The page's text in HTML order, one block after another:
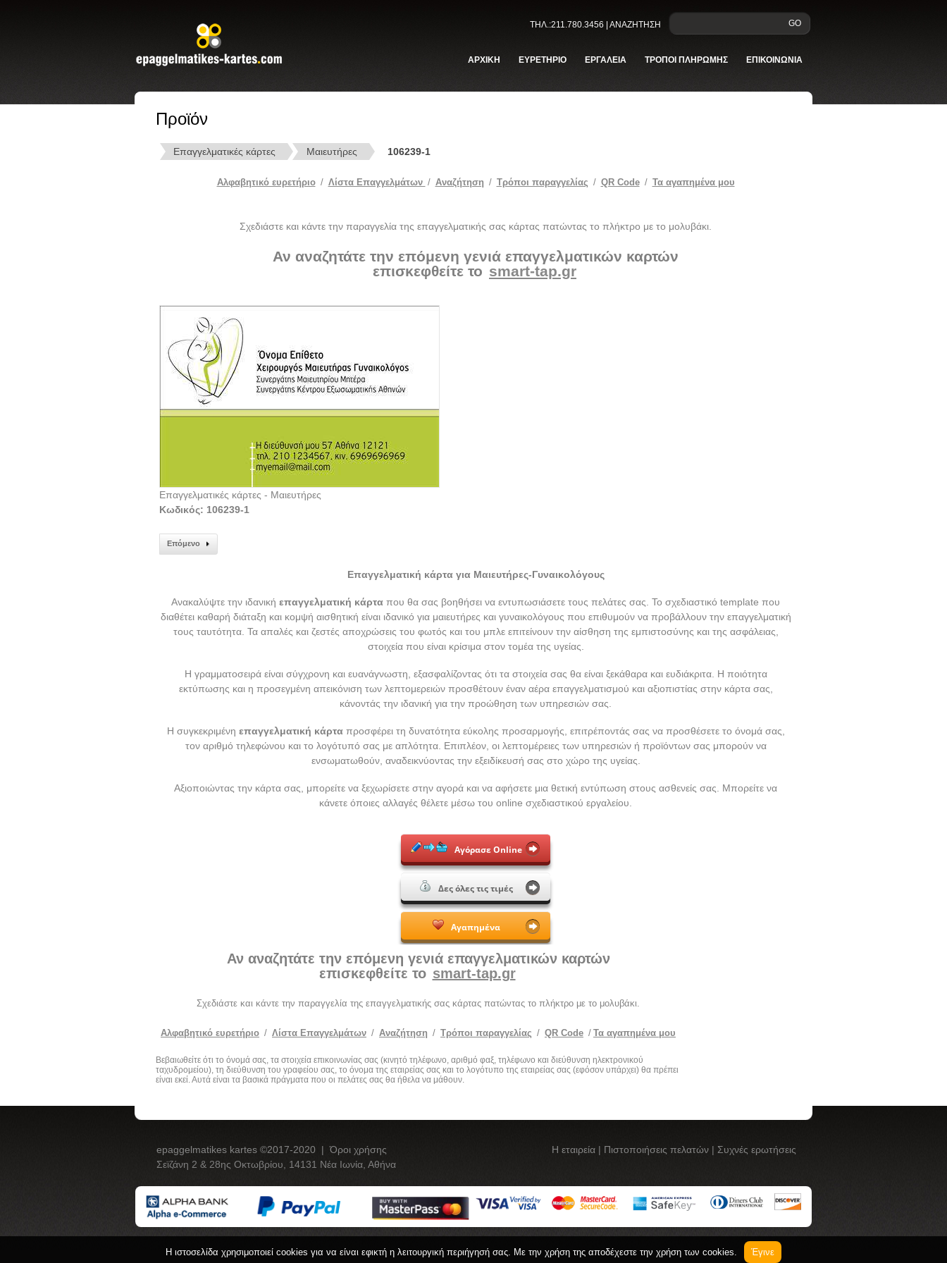
GO
ΤΗΛ.:211.780.3456 | ΑΝΑΖΗΤΗΣΗ
ΑΡΧΙΚΗ ΕΥΡΕΤΗΡΙΟ ΕΡΓΑΛΕΙΑ ΤΡΟΠΟΙ ΠΛΗΡΩΜΗΣ ΕΠΙΚΟΙΝΩΝΙΑ
Προϊόν
Επαγγελματικές κάρτες Μαιευτήρες 106239-1
Αλφαβητικό ευρετήριο / Λίστα Επαγγελμάτων / Αναζήτηση / Tρόποι παραγγελίας / QR Code / Τα αγαπημένα μου
Σχεδιάστε και κάντε την παραγγελία της επαγγελματικής σας κάρτας πατώντας το πλήκτρο με το μολυβάκι.
Αν αναζητάτε την επόμενη γενιά επαγγελματικών καρτών
επισκεφθείτε το smart-tap.gr
Επαγγελματικές κάρτες - Μαιευτήρες
Κωδικός: 106239-1
Επόμενο
Επαγγελματική κάρτα για Μαιευτήρες-Γυναικολόγους
Ανακαλύψτε την ιδανική επαγγελματική κάρτα που θα σας βοηθήσει να εντυπωσιάσετε τους πελάτες σας. Το σχεδιαστικό template που
διαθέτει καθαρή διάταξη και κομψή αισθητική είναι ιδανικό για μαιευτήρες και γυναικολόγους που επιθυμούν να προβάλλουν την επαγγελματική
τους ταυτότητα. Τα απαλές και ζεστές αποχρώσεις του φωτός και του μπλε επιτείνουν την αίσθηση της εμπιστοσύνης και της ασφάλειας,
στοιχεία που είναι κρίσιμα στον τομέα της υγείας.
Η γραμματοσειρά είναι σύγχρονη και ευανάγνωστη, εξασφαλίζοντας ότι τα στοιχεία σας θα είναι ξεκάθαρα και ευδιάκριτα. Η ποιότητα
εκτύπωσης και η προσεγμένη απεικόνιση των λεπτομερειών προσθέτουν έναν αέρα επαγγελματισμού και αξιοπιστίας στην κάρτα σας,
κάνοντάς την ιδανική για την προώθηση των υπηρεσιών σας.
Η συγκεκριμένη επαγγελματική κάρταπροσφέρει τη δυνατότητα εύκολης προσαρμογής, επιτρέποντάς σας να προσθέσετε το όνομά σας,
τον αριθμό τηλεφώνου και το λογότυπό σας με απλότητα. Επιπλέον, οι λεπτομέρειες των υπηρεσιών ή προϊόντων σας μπορούν να
ενσωματωθούν, αναδεικνύοντας την εξειδίκευσή σας στο χώρο της υγείας.
Αξιοποιώντας την κάρτα σας, μπορείτε να ξεχωρίσετε στην αγορά και να αφήσετε μια θετική εντύπωση στους ασθενείς σας. Μπορείτε να
κάνετε όποιες αλλαγές θέλετε μέσω του online σχεδιαστικού εργαλείου.
Αγόρασε Online
Δες όλες τις τιμές
Αγαπημένα
Αν αναζητάτε την επόμενη γενιά επαγγελματικών καρτών
επισκεφθείτε το smart-tap.gr
Σχεδιάστε και κάντε την παραγγελία της επαγγελματικής σας κάρτας πατώντας το πλήκτρο με το μολυβάκι.
Αλφαβητικό ευρετήριο / Λίστα Επαγγελμάτων / Αναζήτηση / Τρόποι παραγγελίας / QR Code / Τα αγαπημένα μου
Βεβαιωθείτε ότι το όνομά σας, τα στοιχεία επικοινωνίας σας (κινητό τηλέφωνο, αριθμό φαξ, τηλέφωνο και διεύθυνση ηλεκτρονικού
ταχυδρομείου), τη διεύθυνση του γραφείου σας, το όνομα της εταιρείας σας και το λογότυπο της εταιρείας σας (εφόσον υπάρχει) θα πρέπει
είναι εκεί. Αυτά είναι τα βασικά πράγματα που οι πελάτες σας θα ήθελα να μάθουν.
epaggelmatikes kartes ©2017-2020 | Όροι χρήσης Η εταιρεία | Πιστοποιήσεις πελατών | Συχνές ερωτήσεις
Σεϊζάνη 2 & 28ης Οκτωβρίου, 14131 Νέα Ιωνία, Αθήνα
Η ιστοσελίδα χρησιμοποιεί cookies για να είναι εφικτή η λειτουργική περιήγησή σας. Με την χρήση της αποδέχεστε την χρήση των cookies. Έγινε